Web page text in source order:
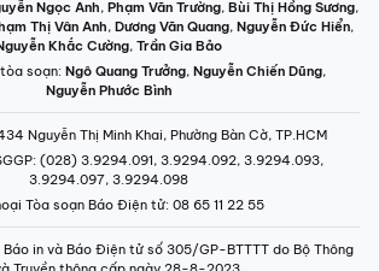
Ngọc Anh, Phạm Văn Trường, Bùi Thị Hồng Sương,
Thị Vân Anh, Dương Văn Quang, Nguyễn Đức Hiển,
Khắc Cường, Trần Gia Bảo
tòa soạn: Ngô Quang Trưởng, Nguyễn Chiến Dũng,
Nguyễn Phước Bình
Nguyễn Thị Minh Khai, Phường Bàn Cờ, TP.HCM
: (028) 3.9294.091, 3.9294.092, 3.9294.093,
3.9294.097, 3.9294.098
Tòa soạn Báo Điện tử: 08 65 11 22 55
in và Báo Điện tử số 305/GP-BTTTT do Bộ Thông